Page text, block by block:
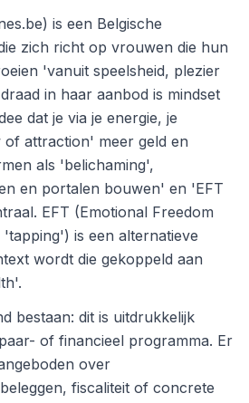
is een Belgische
zich richt op vrouwen die hun
'vanuit speelsheid, plezier
in haar aanbod is mindset
dat je via je energie, je
attraction' meer geld en
als 'belichaming',
en portalen bouwen' en 'EFT
EFT (Emotional Freedom
is een alternatieve
wordt die gekoppeld aan
bestaan: dit is uitdrukkelijk
of financieel programma. Er
over
fiscaliteit of concrete